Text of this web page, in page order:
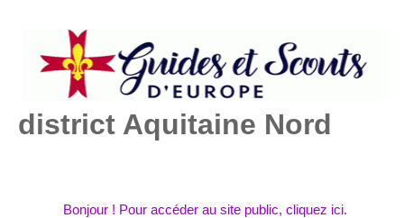
Bonjour ! Pour accéder au site public, cliquez ici.
district Aquitaine Nord